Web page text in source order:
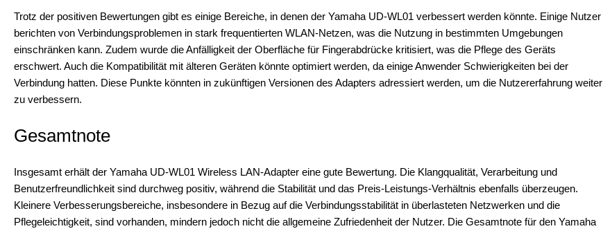
Trotz der positiven Bewertungen gibt es einige Bereiche, in denen der Yamaha UD-WL01 verbessert werden könnte. Einige Nutzer
berichten von Verbindungsproblemen in stark frequentierten WLAN-Netzen, was die Nutzung in bestimmten Umgebungen
einschränken kann. Zudem wurde die Anfälligkeit der Oberfläche für Fingerabdrücke kritisiert, was die Pflege des Geräts
erschwert. Auch die Kompatibilität mit älteren Geräten könnte optimiert werden, da einige Anwender Schwierigkeiten bei der
Verbindung hatten. Diese Punkte könnten in zukünftigen Versionen des Adapters adressiert werden, um die Nutzererfahrung weiter
zu verbessern.
Gesamtnote
Insgesamt erhält der Yamaha UD-WL01 Wireless LAN-Adapter eine gute Bewertung. Die Klangqualität, Verarbeitung und
Benutzerfreundlichkeit sind durchweg positiv, während die Stabilität und das Preis-Leistungs-Verhältnis ebenfalls überzeugen.
Kleinere Verbesserungsbereiche, insbesondere in Bezug auf die Verbindungsstabilität in überlasteten Netzwerken und die
Pflegeleichtigkeit, sind vorhanden, mindern jedoch nicht die allgemeine Zufriedenheit der Nutzer. Die Gesamtnote für den Yamaha